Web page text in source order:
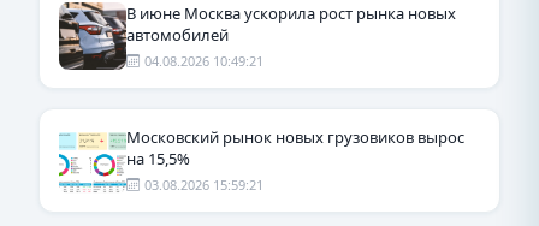
В июне Москва ускорила рост рынка новых
автомобилей
04.08.2026 10:49:21
Московский рынок новых грузовиков вырос
на 15,5%
03.08.2026 15:59:21